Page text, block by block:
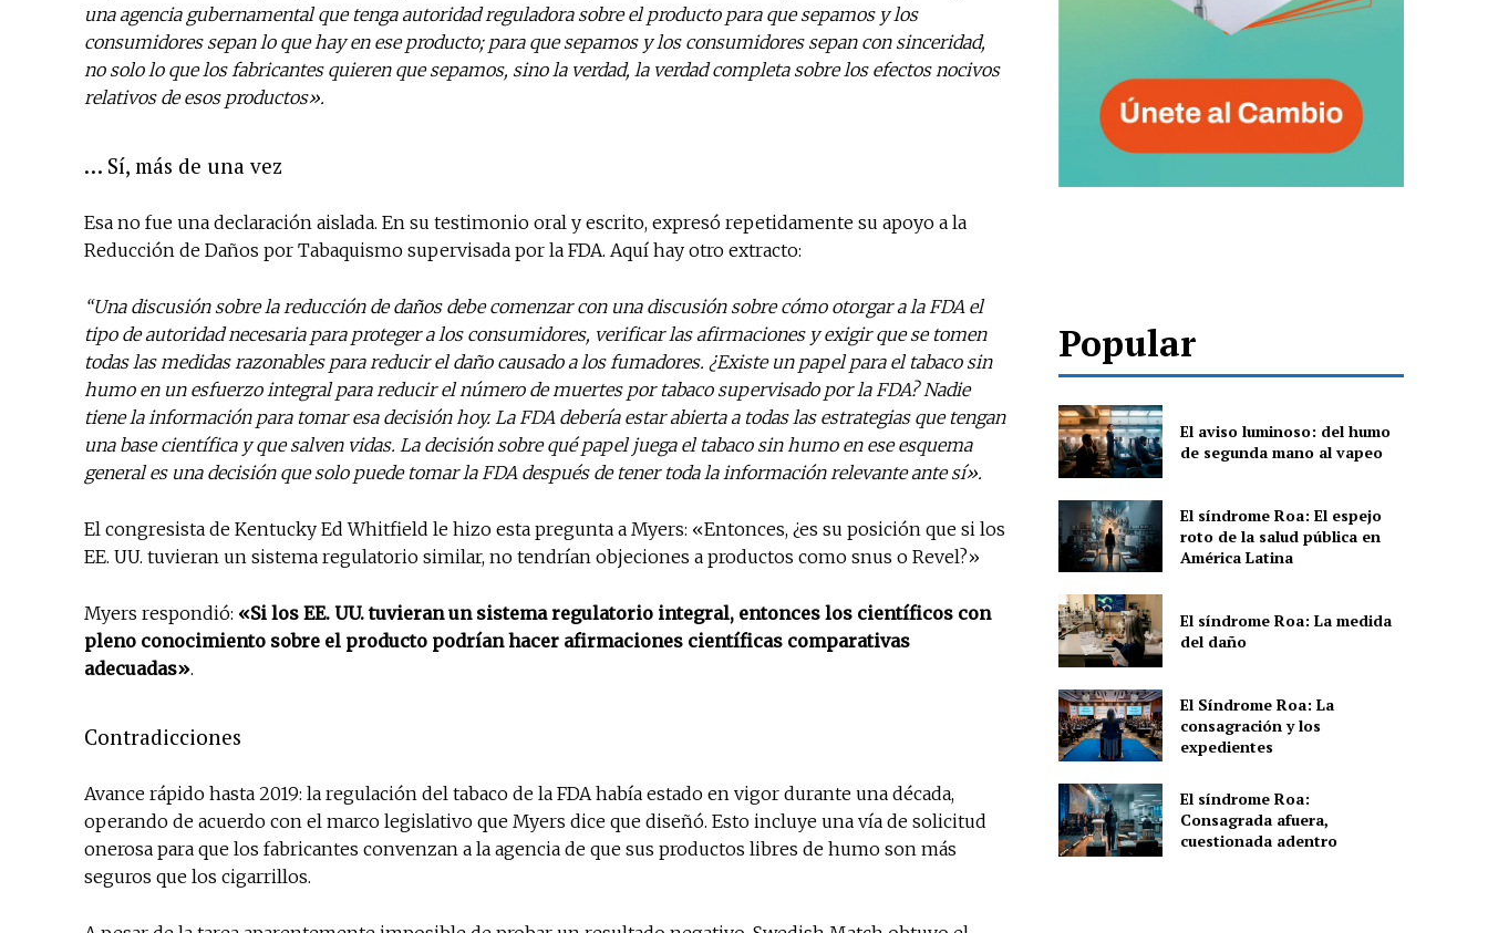
una agencia gubernamental que tenga autoridad reguladora sobre el producto para que sepamos y los
consumidores sepan lo que hay en ese producto; para que sepamos y los consumidores sepan con sinceridad,
no solo lo que los fabricantes quieren que sepamos, sino la verdad, la verdad completa sobre los efectos nocivos
relativos de esos productos».
… Sí, más de una vez
Esa no fue una declaración aislada. En su testimonio oral y escrito, expresó repetidamente su apoyo a la
Reducción de Daños por Tabaquismo supervisada por la FDA. Aquí hay otro extracto:
“Una discusión sobre la reducción de daños debe comenzar con una discusión sobre cómo otorgar a la FDA el
tipo de autoridad necesaria para proteger a los consumidores, verificar las afirmaciones y exigir que se tomen
todas las medidas razonables para reducir el daño causado a los fumadores. ¿Existe un papel para el tabaco sin
humo en un esfuerzo integral para reducir el número de muertes por tabaco supervisado por la FDA? Nadie
tiene la información para tomar esa decisión hoy. La FDA debería estar abierta a todas las estrategias que tengan
una base científica y que salven vidas. La decisión sobre qué papel juega el tabaco sin humo en ese esquema
general es una decisión que solo puede tomar la FDA después de tener toda la información relevante ante sí».
El congresista de Kentucky Ed Whitfield le hizo esta pregunta a Myers: «Entonces, ¿es su posición que si los
EE. UU. tuvieran un sistema regulatorio similar, no tendrían objeciones a productos como snus o Revel?»
Myers respondió: «Si los EE. UU. tuvieran un sistema regulatorio integral, entonces los científicos con
pleno conocimiento sobre el producto podrían hacer afirmaciones científicas comparativas
adecuadas».
Contradicciones
Avance rápido hasta 2019: la regulación del tabaco de la FDA había estado en vigor durante una década,
operando de acuerdo con el marco legislativo que Myers dice que diseñó. Esto incluye una vía de solicitud
onerosa para que los fabricantes convenzan a la agencia de que sus productos libres de humo son más
seguros que los cigarrillos.
Popular
El aviso luminoso: del humo
de segunda mano al vapeo
El síndrome Roa: El espejo
roto de la salud pública en
América Latina
El síndrome Roa: La medida
del daño
El Síndrome Roa: La
consagración y los
expedientes
El síndrome Roa:
Consagrada afuera,
cuestionada adentro